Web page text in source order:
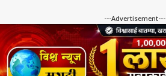
---Advertisement---